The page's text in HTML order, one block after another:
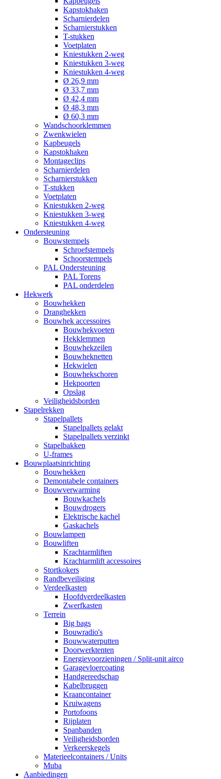
Kapstokhaken
Scharnierdelen
Scharnierstukken
T-stukken
Voetplaten
Kniestukken 2-weg
Kniestukken 3-weg
Kniestukken 4-weg
Ø 26,9 mm
Ø 33,7 mm
Ø 42,4 mm
Ø 48,3 mm
Ø 60,3 mm
Wandschoorklemmen
Zwenkwielen
Kapbeugels
Kapstokhaken
Montageclips
Scharnierdelen
Scharnierstukken
T-stukken
Voetplaten
Kniestukken 2-weg
Kniestukken 3-weg
Kniestukken 4-weg
Ondersteuning
Bouwstempels
Schroefstempels
Schoorstempels
PAL Ondersteuning
PAL Torens
PAL onderdelen
Hekwerk
Bouwhekken
Dranghekken
Bouwhek accessoires
Bouwhekvoeten
Hekklemmen
Bouwhekzeilen
Bouwheknetten
Hekwielen
Bouwhekschoren
Hekpoorten
Opslag
Veiligheidsborden
Stapelrekken
Stapelpallets
Stapelpallets gelakt
Stapelpallets verzinkt
Stapelbakken
U-frames
Bouwplaatsinrichting
Bouwhekken
Demontabele containers
Bouwverwarming
Bouwkachels
Bouwdrogers
Elektrische kachel
Gaskachels
Bouwlampen
Bouwliften
Krachtarmliften
Krachtarmlift accessoires
Stortkokers
Randbeveiliging
Verdeelkasten
Hoofdverdeelkasten
Zwerfkasten
Terrein
Big bags
Bouwradio's
Bouwwaterputten
Doorwerktenten
Energievoorzieningen / Split-unit airco
Garagevloercoating
Handgereedschap
Kabelbruggen
Kraancontainer
Kruiwagens
Portofoons
Rijplaten
Spanbanden
Veiligheidsborden
Verkeerskegels
Materieelcontainers / Units
Muba
Aanbiedingen